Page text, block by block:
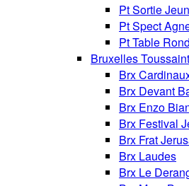
Pt Sortie
Pt Spect
Pt Table
Bruxelles
Brx
Brx Devant
Brx Enzo
Brx Festival
Brx Frat
Brx Laudes
Brx Le